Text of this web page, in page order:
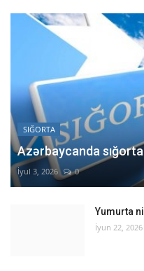
SIĞORTA
Azərbaycanda
İyul 3, 2026 0
Yumurta
İyun 22, 2026